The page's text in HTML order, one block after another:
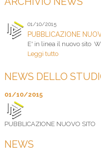
01/10/2015
PUBBLICAZIONE
E' in linea il nuovo sito
Leggi tutto
NEWS DELLO
01/10/2015
PUBBLICAZIONE NUOVO SITO
NEWS